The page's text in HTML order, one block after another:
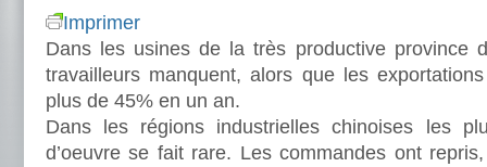
Imprimer
Dans les usines de la très productive province
travailleurs manquent, alors que les
plus de 45% en un an.
Dans les régions industrielles chinoises les
d’oeuvre se fait rare. Les commandes ont